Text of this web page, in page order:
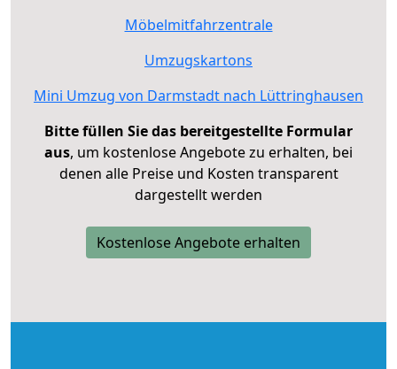
Möbelmitfahrzentrale
Umzugskartons
Mini Umzug von Darmstadt nach Lüttringhausen
Bitte füllen Sie das bereitgestellte Formular
aus, um kostenlose Angebote zu erhalten, bei
denen alle Preise und Kosten transparent
dargestellt werden
Kostenlose Angebote erhalten